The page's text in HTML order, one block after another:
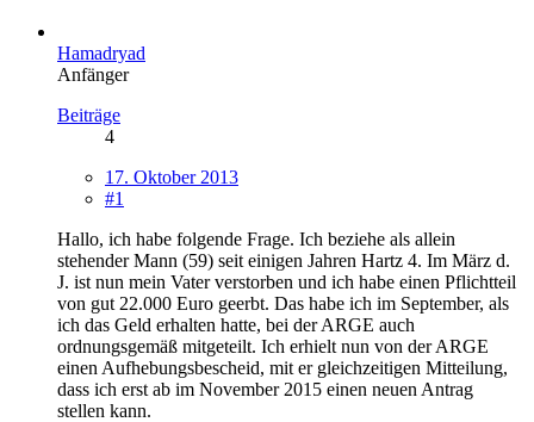
Hamadryad
Anfänger
Beiträge
4
17. Oktober 2013
#1
Hallo, ich habe folgende Frage. Ich beziehe als allein
stehender Mann (59) seit einigen Jahren Hartz 4. Im März d.
J. ist nun mein Vater verstorben und ich habe einen Pflichtteil
von gut 22.000 Euro geerbt. Das habe ich im September, als
ich das Geld erhalten hatte, bei der ARGE auch
ordnungsgemäß mitgeteilt. Ich erhielt nun von der ARGE
einen Aufhebungsbescheid, mit er gleichzeitigen Mitteilung,
dass ich erst ab im November 2015 einen neuen Antrag
stellen kann.